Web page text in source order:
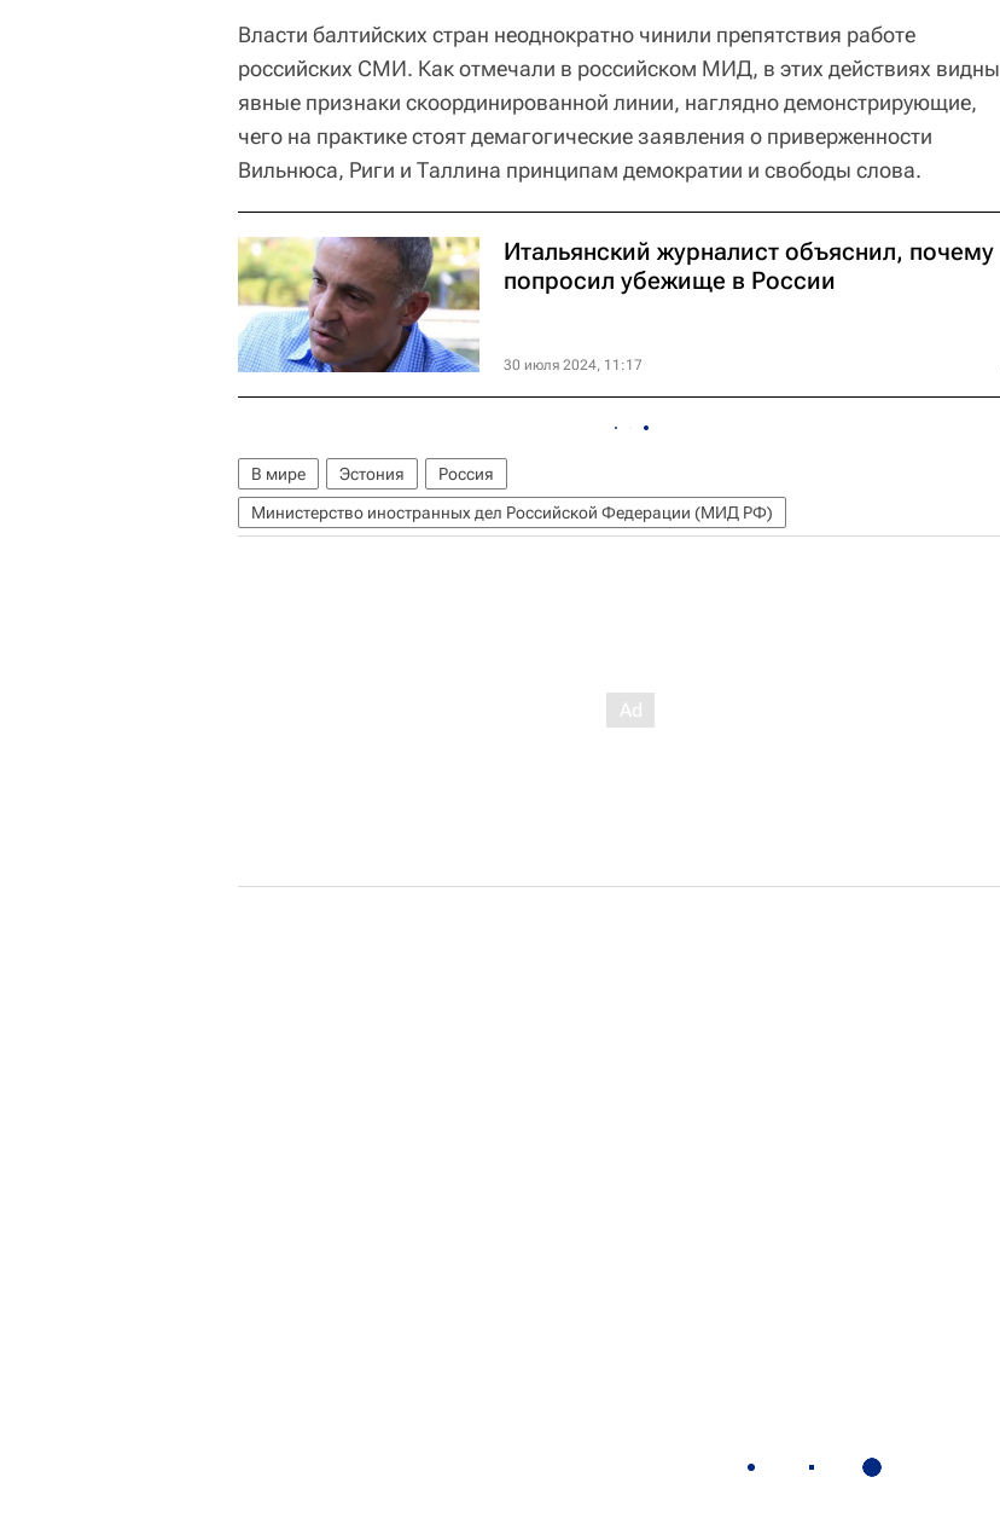
Власти балтийских стран неоднократно чинили препятствия работе
российских СМИ. Как отмечали в российском МИД, в этих действиях видны
явные признаки скоординированной линии, наглядно демонстрирующие,
чего на практике стоят демагогические заявления о приверженности
Вильнюса, Риги и Таллина принципам демократии и свободы слова.
Итальянский журналист объяснил, почему
попросил убежище в России
30 июля 2024, 11:17
В мире Эстония
Россия
Министерство иностранных дел Российской Федерации (МИД РФ)